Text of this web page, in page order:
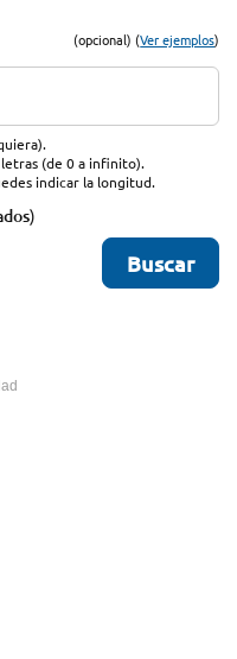
(opcional) (Ver ejemplos)
(de 0 a infinito).
indicar la longitud.
)